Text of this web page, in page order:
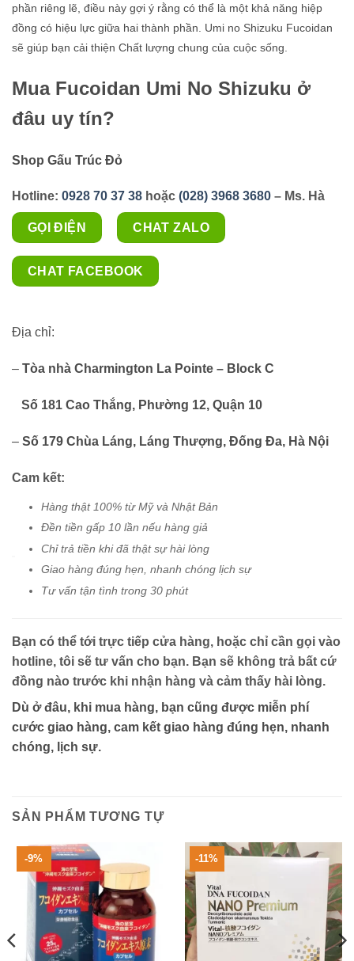
phần riêng lẽ, điều này gợi ý rằng có thể là một khả năng hiệp
đồng có hiệu lực giữa hai thành phần. Umi no Shizuku Fucoidan
sẽ giúp bạn cải thiện Chất lượng chung của cuộc sống.
Mua Fucoidan Umi No Shizuku ở
đâu uy tín?
Shop Gấu Trúc Đỏ
Hotline: 0928 70 37 38 hoặc (028) 3968 3680 – Ms. Hà
GỌI ĐIỆN CHAT ZALO
CHAT FACEBOOK
Địa chỉ:
– Tòa nhà Charmington La Pointe – Block C
Số 181 Cao Thắng, Phường 12, Quận 10
– Số 179 Chùa Láng, Láng Thượng, Đống Đa, Hà Nội
Cam kết:
Hàng thật 100% từ Mỹ và Nhật Bản
Đền tiền gấp 10 lần nếu hàng giả
Chỉ trả tiền khi đã thật sự hài lòng
Giao hàng đúng hẹn, nhanh chóng lịch sự
Tư vấn tận tình trong 30 phút
Bạn có thể tới trực tiếp cửa hàng, hoặc chỉ cần gọi vào
hotline, tôi sẽ tư vấn cho bạn. Bạn sẽ không trả bất cứ
đồng nào trước khi nhận hàng và cảm thấy hài lòng.
Dù ở đâu, khi mua hàng, bạn cũng được miễn phí
cước giao hàng, cam kết giao hàng đúng hẹn, nhanh
chóng, lịch sự.
SẢN PHẨM TƯƠNG TỰ
-9% -11%